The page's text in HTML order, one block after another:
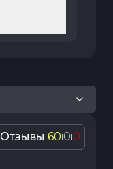
Отзывы 60|0|0